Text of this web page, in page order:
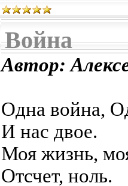
Война
Автор:
Одна война,
И нас двое.
Моя жизнь,
Отсчет, ноль.